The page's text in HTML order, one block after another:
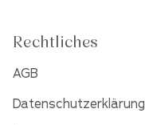
Rechtliches
AGB
Datenschutzerklärung